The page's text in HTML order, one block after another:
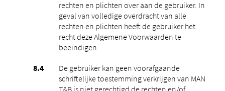
rechten en plichten over aan de gebruiker. In
geval van volledige overdracht van alle
rechten en plichten heeft de gebruiker het
recht deze Algemene Voorwaarden te
beëindigen.
De gebruiker kan geen voorafgaande
schriftelijke toestemming verkrijgen van MAN
T&B is niet gerechtigd de rechten en/of